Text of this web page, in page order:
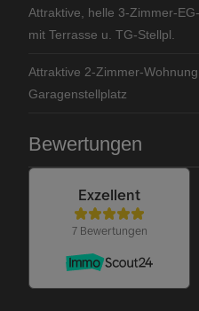
Attraktive, helle 3-Zimmer-
mit Terrasse u. TG-Stellpl.
Attraktive 2-Zimmer-
Garagenstellplatz
Bewertungen